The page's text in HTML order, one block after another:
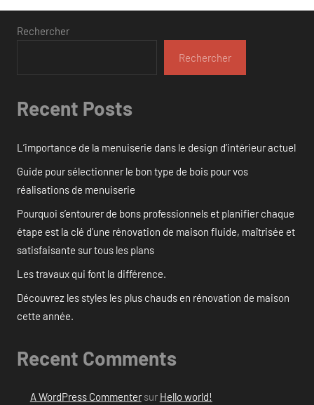
des
publications
Rechercher
Rechercher
Recent Posts
L’importance de la menuiserie dans le design d’intérieur actuel
Guide pour sélectionner le bon type de bois pour vos
réalisations de menuiserie
Pourquoi s’entourer de bons professionnels et planifier chaque
étape est la clé d’une rénovation de maison fluide, maîtrisée et
satisfaisante sur tous les plans
Les travaux qui font la différence.
Découvrez les styles les plus chauds en rénovation de maison
cette année.
Recent Comments
A WordPress Commentersur Hello world!